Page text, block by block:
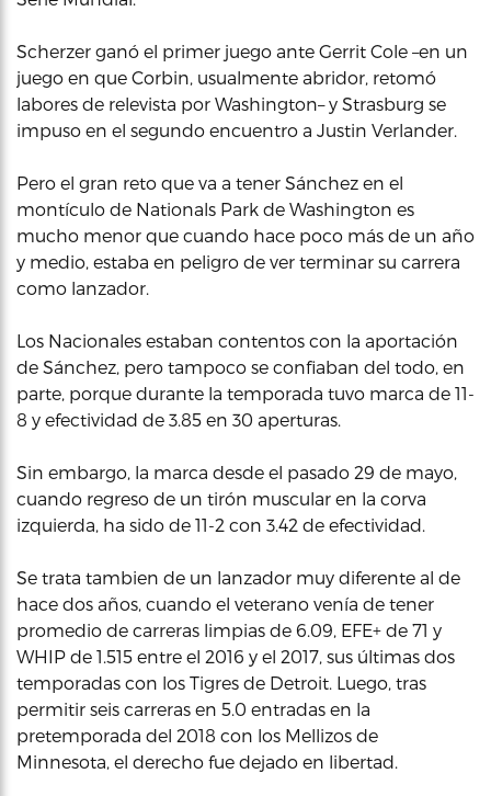
Scherzer ganó el primer juego ante Gerrit Cole –en un
juego en que Corbin, usualmente abridor, retomó
labores de relevista por Washington– y Strasburg se
impuso en el segundo encuentro a Justin Verlander.
Pero el gran reto que va a tener Sánchez en el
montículo de Nationals Park de Washington es
mucho menor que cuando hace poco más de un año
y medio, estaba en peligro de ver terminar su carrera
como lanzador.
Los Nacionales estaban contentos con la aportación
de Sánchez, pero tampoco se confiaban del todo, en
parte, porque durante la temporada tuvo marca de 11-
8 y efectividad de 3.85 en 30 aperturas.
Sin embargo, la marca desde el pasado 29 de mayo,
cuando regreso de un tirón muscular en la corva
izquierda, ha sido de 11-2 con 3.42 de efectividad.
Se trata tambien de un lanzador muy diferente al de
hace dos años, cuando el veterano venía de tener
promedio de carreras limpias de 6.09, EFE+ de 71 y
WHIP de 1.515 entre el 2016 y el 2017, sus últimas dos
temporadas con los Tigres de Detroit. Luego, tras
permitir seis carreras en 5.0 entradas en la
pretemporada del 2018 con los Mellizos de
Minnesota, el derecho fue dejado en libertad.